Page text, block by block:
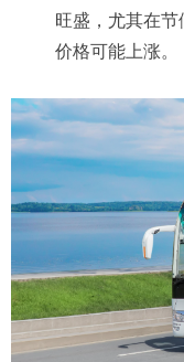
旺盛，尤其在节
价格可能上涨。